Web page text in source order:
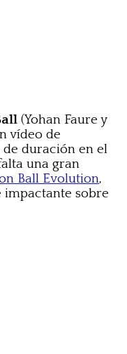
(Yohan Faure y
vídeo de
duración en el
una gran
Ball Evolution,
impactante sobre